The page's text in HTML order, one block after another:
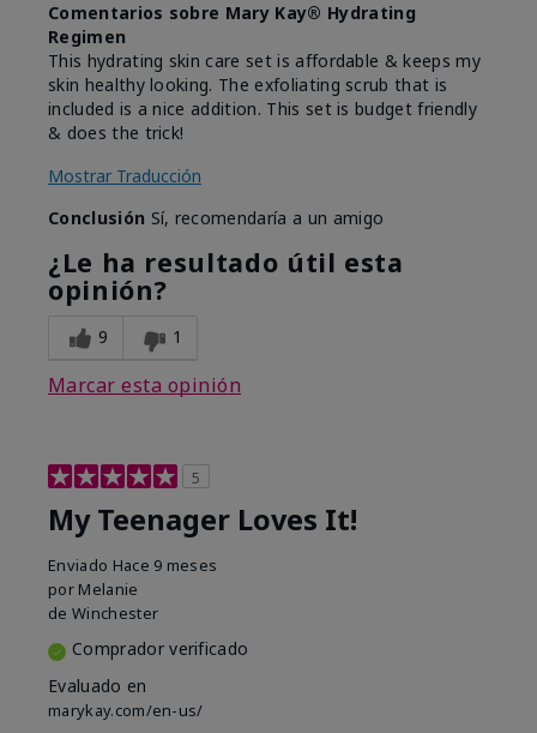
Comentarios sobre Mary Kay® Hydrating
Regimen
This hydrating skin care set is affordable & keeps my
skin healthy looking. The exfoliating scrub that is
included is a nice addition. This set is budget friendly
& does the trick!
Mostrar Traducción
Conclusión Sí, recomendaría a un amigo
¿Le ha resultado útil esta
opinión?
9 1
Marcar esta opinión
5
My Teenager Loves It!
Enviado Hace 9 meses
por Melanie
de Winchester
Comprador verificado
Evaluado en
marykay.com/en-us/